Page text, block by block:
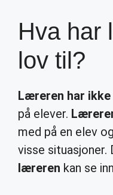
Hva har
lov til?
Læreren har ikke
på elever.
med på en elev
visse
læreren kan se